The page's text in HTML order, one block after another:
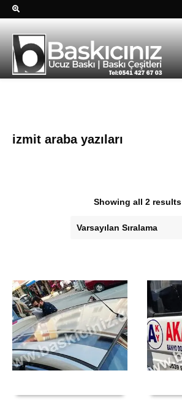
izmit araba yazıları
Showing all 2 results